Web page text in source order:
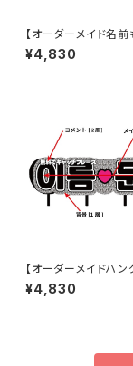
【オーダーメイド名前
結【プリントうちわ文字
¥4,830
【オーダーメイドハン
連結 韓国語ハングル【
ちわ文字】
¥4,830